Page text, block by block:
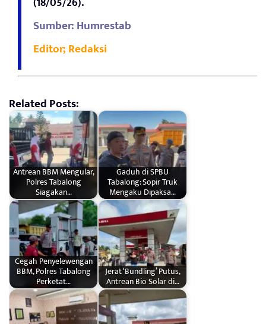
Sumber: Humrestab
Editor; Redaksi
Related Posts:
Antrean BBM Mengular,
Polres Tabalong
Siagakan…
Gaduh di SPBU
Tabalong: Sopir Truk
Mengaku Dipaksa…
Cegah Penyelewengan
BBM, Polres Tabalong
Perketat…
Jerat ‘Bundling’ Putus,
Antrean Bio Solar di…